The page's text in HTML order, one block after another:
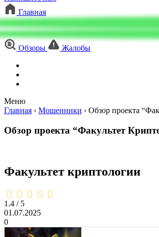
Главная
Обзоры
Жалобы
Меню
Главная › Мошенники › Обзор проекта
Обзор проекта “Факультет
Факультет криптологии
1,4
rating
1.4 / 5
01.07.2025
0